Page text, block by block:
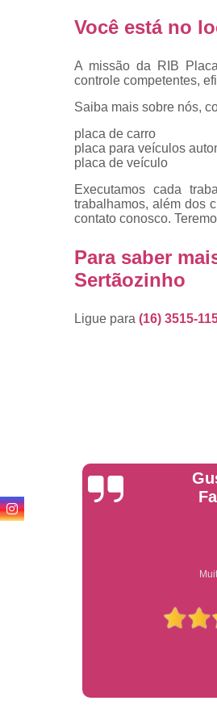
Você está no
A missão da RIB
controle competentes,
Saiba mais sobre nós,
placa de carro
placa para veículos
placa de veículo
Executamos cada
trabalhamos, além dos
contato conosco.
Para saber
Sertãozinho
Ligue para (16) 3515-
Compre on-line entrega